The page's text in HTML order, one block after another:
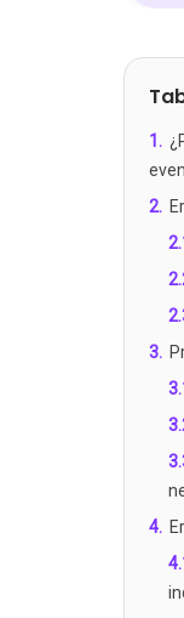
1 .
2.
3.
4.